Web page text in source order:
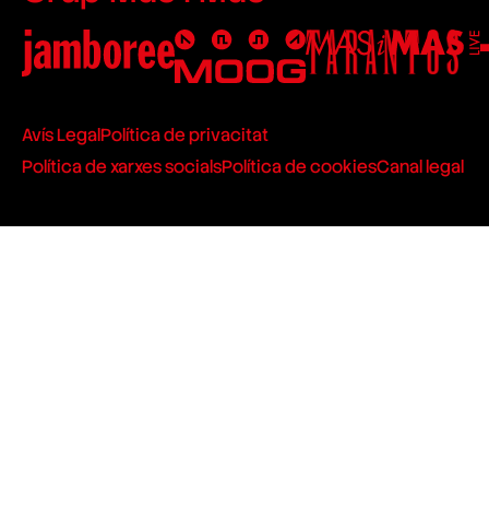
Avís LegalPolítica de privacitat
Política de xarxes socialsPolítica de cookiesCanal legal